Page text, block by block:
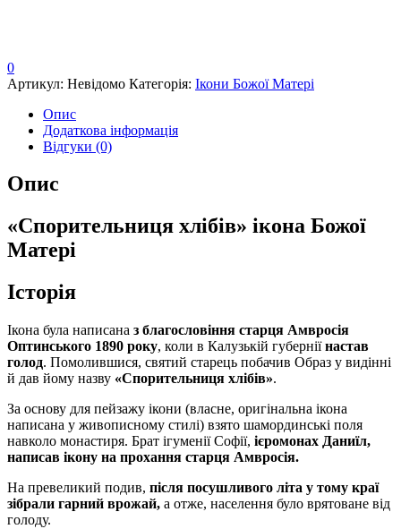
0
Артикул: Невідомо Категорія: Ікони Божої Матері
Опис
Додаткова інформація
Відгуки (0)
Опис
«Спорительниця хлібів» ікона Божої
Матері
Історія
Ікона була написана з благословіння старця Амвросія
Оптинського 1890 року, коли в Калузькій губерніїнастав
голод. Помолившися, святий старець побачив Образ у видінні
й дав йому назву «Спорительниця хлібів».
За основу для пейзажу ікони (власне, оригінальна ікона
написана у живописному стилі) взято шамординські поля
навколо монастиря. Брат ігуменії Софії, ієромонах Даниїл,
написав ікону на прохання старця Амвросія.
На превеликий подив, після посушливого літа у тому краї
зібрали гарний врожай, а отже, населення було врятоване від
голоду.